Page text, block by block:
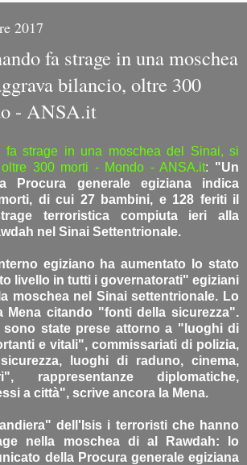
2017
fa strage in una moschea
bilancio, oltre 300
- ANSA.it
fa strage in una moschea del Sinai, si
300 morti - Mondo - ANSA.it: "Un
Procura generale egiziana indica
di cui 27 bambini, e 128 feriti il
terroristica compiuta ieri alla
nel Sinai Settentrionale.
egiziano ha aumentato lo stato
livello in tutti i governatorati" egiziani
moschea nel Sinai settentrionale. Lo
Mena citando "fonti della sicurezza".
sono state prese attorno a "luoghi di
e vitali", commissariati di polizia,
luoghi di raduno, cinema,
rappresentanze diplomatiche,
a città", scrive ancora la Mena.
dell'Isis i terroristi che hanno
nella moschea di al Rawdah: lo
della Procura generale egiziana